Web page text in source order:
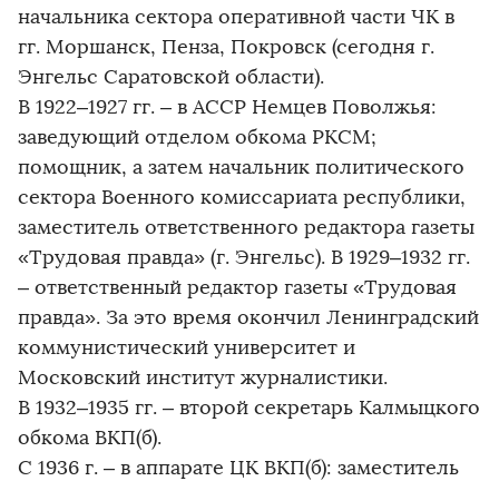
начальника сектора оперативной части ЧК в
гг. Моршанск, Пенза, Покровск (сегодня г.
Энгельс Саратовской области).
В 1922–1927 гг. – в АССР Немцев Поволжья:
заведующий отделом обкома РКСМ;
помощник, а затем начальник политического
сектора Военного комиссариата республики,
заместитель ответственного редактора газеты
«Трудовая правда» (г. Энгельс). В 1929–1932 гг.
– ответственный редактор газеты «Трудовая
правда». За это время окончил Ленинградский
коммунистический университет и
Московский институт журналистики.
В 1932–1935 гг. – второй секретарь Калмыцкого
обкома ВКП(б).
С 1936 г. – в аппарате ЦК ВКП(б): заместитель